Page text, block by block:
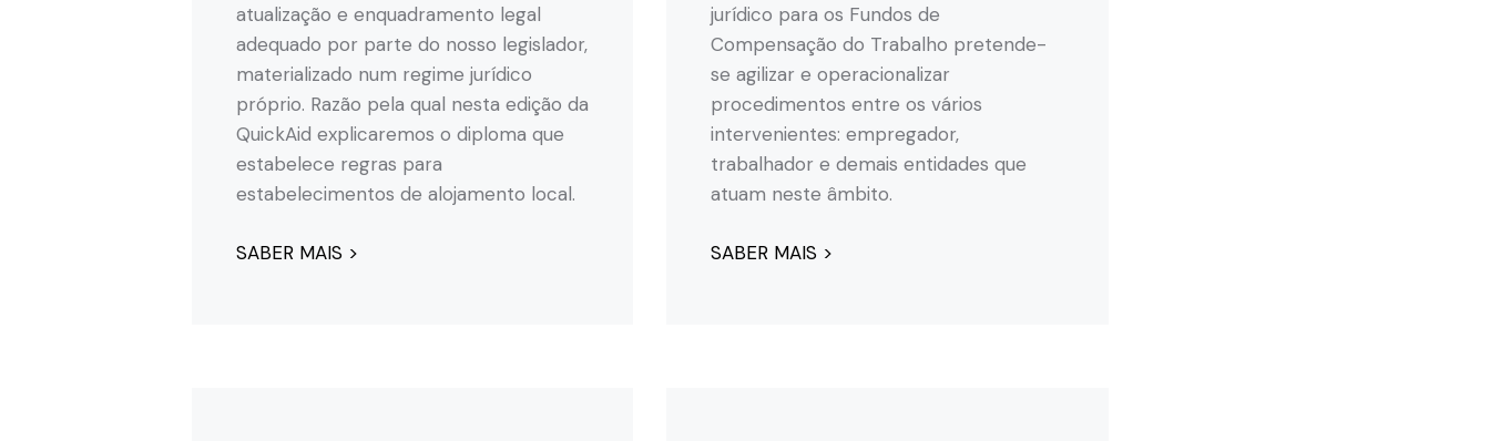
atualização e enquadramento legal
adequado por parte do nosso legislador,
materializado num regime jurídico
próprio. Razão pela qual nesta edição da
QuickAid explicaremos o diploma que
estabelece regras para
estabelecimentos de alojamento local.
SABER MAIS >
jurídico para os Fundos de
Compensação do Trabalho pretende-
se agilizar e operacionalizar
procedimentos entre os vários
intervenientes: empregador,
trabalhador e demais entidades que
atuam neste âmbito.
SABER MAIS >